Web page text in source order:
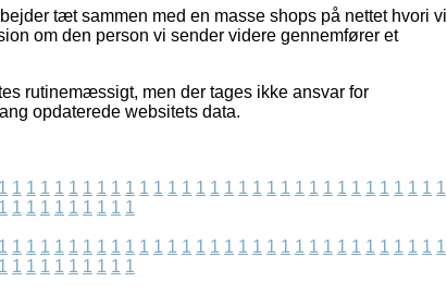
tæt sammen med en masse shops på nettet hvori vi
om den person vi sender videre gennemfører et
rutinemæssigt, men der tages ikke ansvar for
opdaterede websitets data.
1 1 1 1 1 1 1 1 1 1 1 1 1 1 1 1 1 1 1 1 1 1 1 1 1 1 1 1 1 1 1 1
1 1 1 1 1 1 1 1 1 1
1 1 1 1 1 1 1 1 1 1 1 1 1 1 1 1 1 1 1 1 1 1 1 1 1 1 1 1 1 1 1 1
1 1 1 1 1 1 1 1 1 1